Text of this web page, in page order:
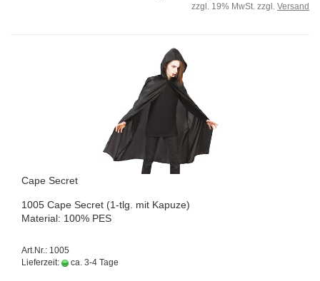
zzgl. 19% MwSt. zzgl. Versand
Cape Se­cret
1005 Cape Se­cret (1-tlg. mit Ka­pu­ze)
Ma­te­ri­al: 100% PES
Art.Nr.: 1005
Lieferzeit:
ca. 3-4 Tage